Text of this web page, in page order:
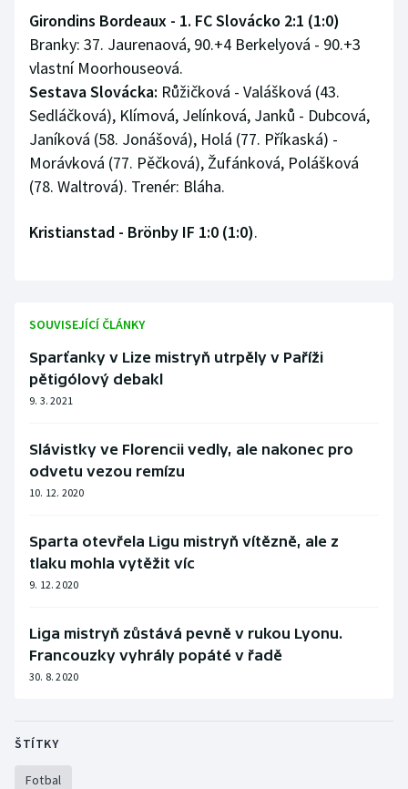
Short track
Sportovní střelba
Stolní tenis
Triatlon
Girondins Bordeaux - 1. FC Slovácko 2:1 (1:0)
Branky: 37. Jaurenaová, 90.+4 Berkelyová - 90.+3
vlastní Moorhouseová.
Sestava Slovácka: Růžičková - Valášková (43.
Sedláčková), Klímová, Jelínková, Janků - Dubcová,
Janíková (58. Jonášová), Holá (77. Příkaská) -
Morávková (77. Pěčková), Žufánková, Polášková
(78. Waltrová). Trenér: Bláha.
Kristianstad - Brönby IF 1:0 (1:0).
SOUVISEJÍCÍ ČLÁNKY
Sparťanky v Lize mistryň utrpěly v Paříži
pětigólový debakl
9. 3. 2021
Slávistky ve Florencii vedly, ale nakonec pro
odvetu vezou remízu
10. 12. 2020
Sparta otevřela Ligu mistryň vítězně, ale z
tlaku mohla vytěžit víc
9. 12. 2020
Liga mistryň zůstává pevně v rukou Lyonu.
Francouzky vyhrály popáté v řadě
30. 8. 2020
ŠTÍTKY
Fotbal